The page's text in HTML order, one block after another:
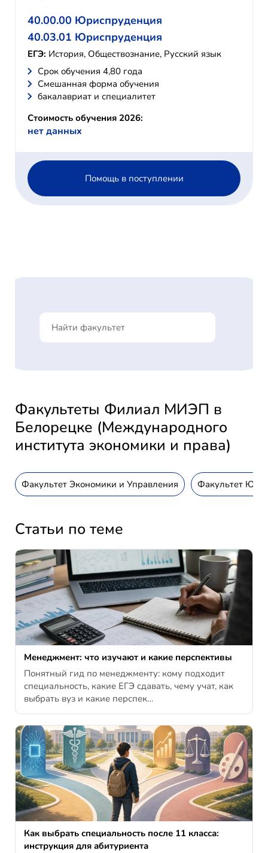
40.00.00 Юриспруденция
40.03.01 Юриспруденция
ЕГЭ: История, Обществознание, Русский язык
Cрок обучения 4,80 года
Смешанная форма обучения
бакалавриат и специалитет
Стоимость обучения 2026:
нет данных
Помощь в поступлении
Факультеты Филиал МИЭП в
Белорецке (Международного
института экономики и права)
Факультет Экономики и Управления Факультет
Статьи по теме
Менеджмент: что изучают и какие перспективы
Понятный гид по менеджменту: кому подходит
специальность, какие ЕГЭ сдавать, чему учат, как
выбрать вуз и какие перспек…
Как выбрать специальность после 11 класса:
инструкция для абитуриента